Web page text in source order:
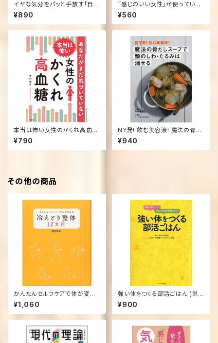
イヤな気分をパッと手放す「自分
思考」のすすめ: 他人にも感情に
も振り回されない方法 （単行
本）
¥890
「感じのいい女性」が使っている
気遣いの魔法―すぐに使える!
¥560
本当は怖い女性のかくれ高血糖
―あなたがまだ気づいていない
単行本
¥790
NY発! 飲む美容液! 魔法の骨だ
しスープで顔のしわ・たるみは消
せる 単行本（ソフトカバー）
¥940
その他の商品
かんたんセルフケアで体が変わ
る 冷えとり整体12カ月 単行本
– 2012/12/21
¥1,060
強い体をつくる部活ごはん (単行
本（ソフトカバー）)
¥900